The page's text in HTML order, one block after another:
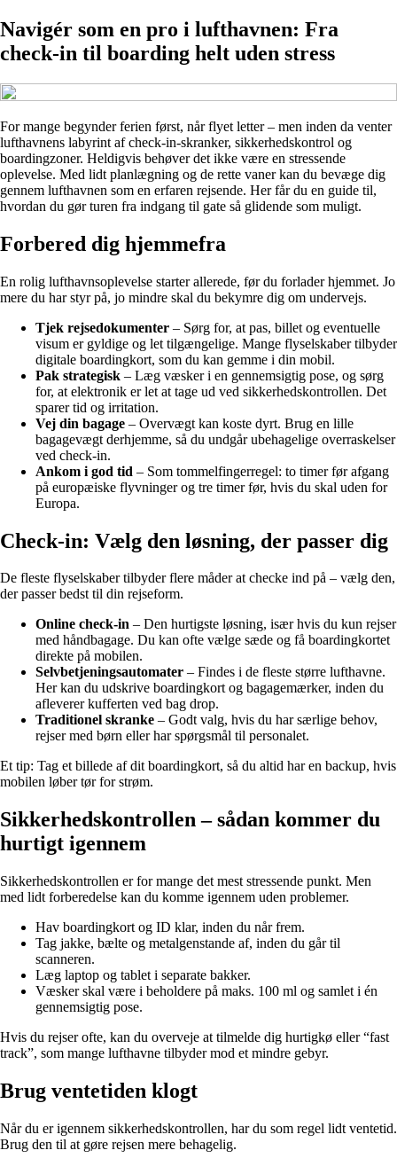
Navigér som en pro i lufthavnen: Fra
check-in til boarding helt uden stress
For mange begynder ferien først, når flyet letter – men inden da venter
lufthavnens labyrint af check-in-skranker, sikkerhedskontrol og
boardingzoner. Heldigvis behøver det ikke være en stressende
oplevelse. Med lidt planlægning og de rette vaner kan du bevæge dig
gennem lufthavnen som en erfaren rejsende. Her får du en guide til,
hvordan du gør turen fra indgang til gate så glidende som muligt.
Forbered dig hjemmefra
En rolig lufthavnsoplevelse starter allerede, før du forlader hjemmet. Jo
mere du har styr på, jo mindre skal du bekymre dig om undervejs.
Tjek rejsedokumenter – Sørg for, at pas, billet og eventuelle
visum er gyldige og let tilgængelige. Mange flyselskaber tilbyder
digitale boardingkort, som du kan gemme i din mobil.
Pak strategisk – Læg væsker i en gennemsigtig pose, og sørg
for, at elektronik er let at tage ud ved sikkerhedskontrollen. Det
sparer tid og irritation.
Vej din bagage – Overvægt kan koste dyrt. Brug en lille
bagagevægt derhjemme, så du undgår ubehagelige overraskelser
ved check-in.
Ankom i god tid – Som tommelfingerregel: to timer før afgang
på europæiske flyvninger og tre timer før, hvis du skal uden for
Europa.
Check-in: Vælg den løsning, der passer dig
De fleste flyselskaber tilbyder flere måder at checke ind på – vælg den,
der passer bedst til din rejseform.
Online check-in – Den hurtigste løsning, især hvis du kun rejser
med håndbagage. Du kan ofte vælge sæde og få boardingkortet
direkte på mobilen.
Selvbetjeningsautomater – Findes i de fleste større lufthavne.
Her kan du udskrive boardingkort og bagagemærker, inden du
afleverer kufferten ved bag drop.
Traditionel skranke – Godt valg, hvis du har særlige behov,
rejser med børn eller har spørgsmål til personalet.
Et tip: Tag et billede af dit boardingkort, så du altid har en backup, hvis
mobilen løber tør for strøm.
Sikkerhedskontrollen – sådan kommer du
hurtigt igennem
Sikkerhedskontrollen er for mange det mest stressende punkt. Men
med lidt forberedelse kan du komme igennem uden problemer.
Hav boardingkort og ID klar, inden du når frem.
Tag jakke, bælte og metalgenstande af, inden du går til
scanneren.
Læg laptop og tablet i separate bakker.
Væsker skal være i beholdere på maks. 100 ml og samlet i én
gennemsigtig pose.
Hvis du rejser ofte, kan du overveje at tilmelde dig hurtigkø eller “fast
track”, som mange lufthavne tilbyder mod et mindre gebyr.
Brug ventetiden klogt
Når du er igennem sikkerhedskontrollen, har du som regel lidt ventetid.
Brug den til at gøre rejsen mere behagelig.